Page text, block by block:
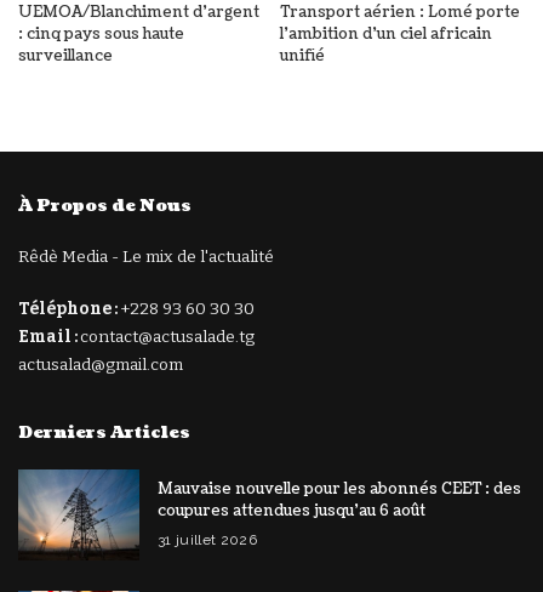
UEMOA/Blanchiment d’argent
: cinq pays sous haute
surveillance
Transport aérien : Lomé porte
l’ambition d’un ciel africain
unifié
À Propos de Nous
Rêdè Media - Le mix de l'actualité
Téléphone :+228 93 60 30 30
Email :contact@actusalade.tg
actusalad@gmail.com
Derniers Articles
Mauvaise nouvelle pour les abonnés CEET : des
coupures attendues jusqu’au 6 août
31 juillet 2026